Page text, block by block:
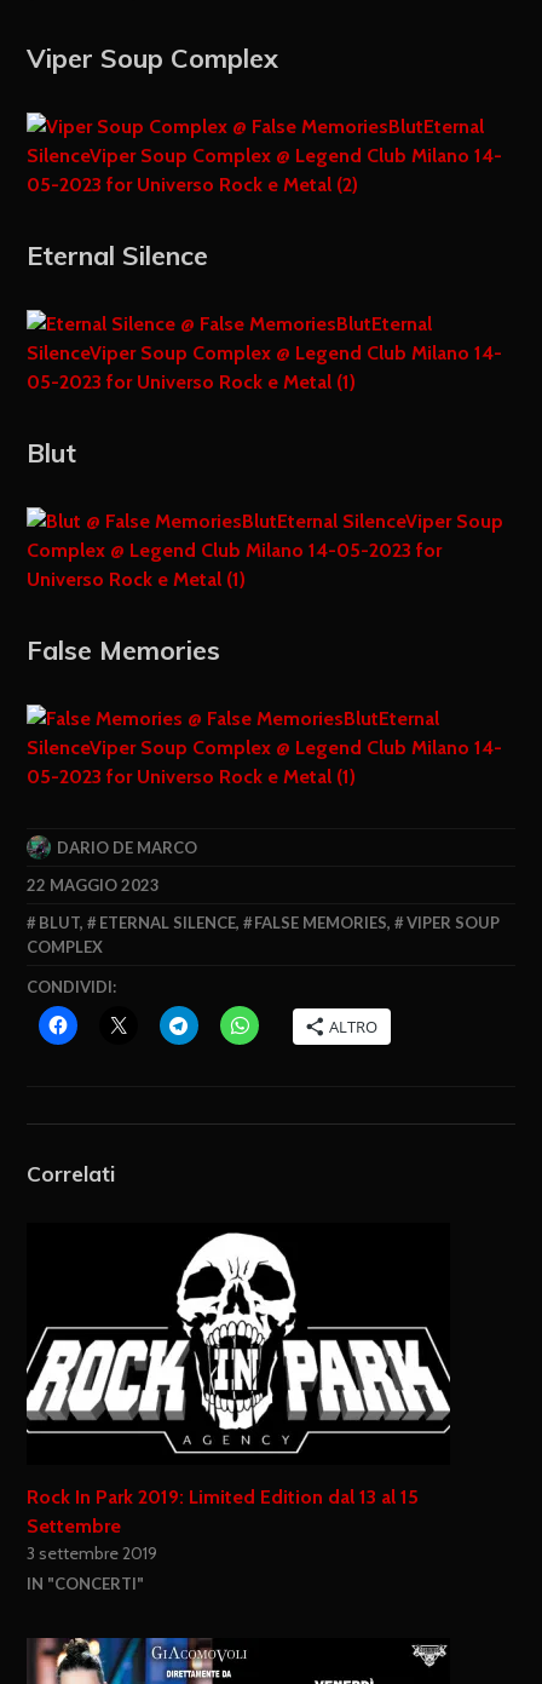
Viper Soup Complex
Eternal Silence
Blut
False Memories
DARIO DE MARCO
22 MAGGIO 2023
BLUT, ETERNAL SILENCE, FALSE MEMORIES,
VIPER SOUP
COMPLEX
CONDIVIDI:
ALTRO
Correlati
Rock In Park 2019: Limited Edition dal 13 al 15
Settembre
3 settembre 2019
IN "CONCERTI"